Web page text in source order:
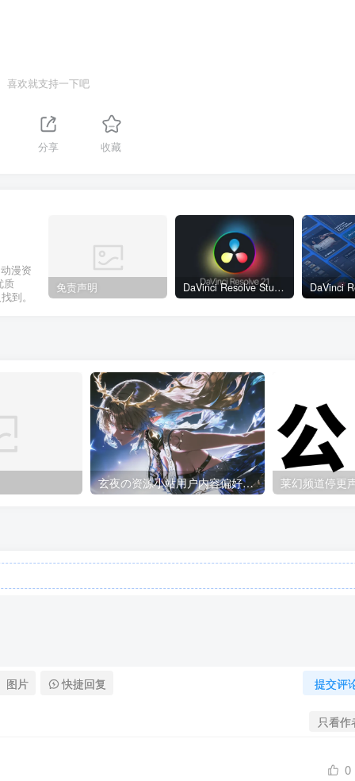
喜欢就支持一下吧
分享 收藏
漫资
质
到。
免责声明 DaVinci Resolve Studio 21.0b1：全能后期工作站，AI 与照片处理划时代升级
玄夜の资源小站用户内容偏好调查问卷 莱幻频道停更
提交评
图片 快捷回复
只看作
0